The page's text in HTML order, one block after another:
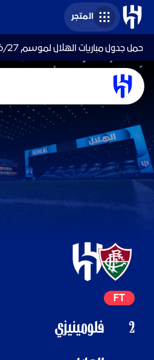
المتجر
حمل جدول مباريات الهلال لموسم 26/27
فلومينيزي
FT
2